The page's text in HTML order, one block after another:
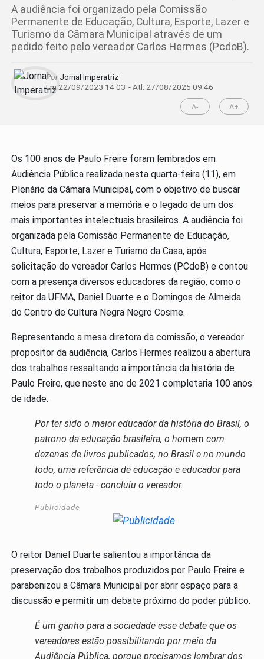
A audiência foi organizado pela Comissão
Permanente de Educação, Cultura, Esporte, Lazer e
Turismo da Câmara Municipal através de um
pedido feito pelo vereador Carlos Hermes (PcdoB).
PorJornal Imperatriz
Em 22/09/2023 14:03 - Atl. 27/08/2025 09:46
A- A+
Os 100 anos de Paulo Freire foram lembrados em
Audiência Pública realizada nesta quarta-feira (11), em
Plenário da Câmara Municipal, com o objetivo de buscar
meios para preservar a memória e o legado de um dos
mais importantes intelectuais brasileiros. A audiência foi
organizada pela Comissão Permanente de Educação,
Cultura, Esporte, Lazer e Turismo da Casa, após
solicitação do vereador Carlos Hermes (PCdoB) e contou
com a presença diversos educadores da região, como o
reitor da UFMA, Daniel Duarte e o Domingos de Almeida
do Centro de Cultura Negra Negro Cosme.
Representando a mesa diretora da comissão, o vereador
propositor da audiência, Carlos Hermes realizou a abertura
dos trabalhos ressaltando a importância da história de
Paulo Freire, que neste ano de 2021 completaria 100 anos
de idade.
Por ter sido o maior educador da história do Brasil, o
patrono da educação brasileira, o homem com
dezenas de livros publicados, no Brasil e no mundo
todo, uma referência de educação e educador para
todo o planeta - concluiu o vereador.
Publicidade
O reitor Daniel Duarte salientou a importância da
preservação dos trabalhos produzidos por Paulo Freire e
parabenizou a Câmara Municipal por abrir espaço para a
discussão e permitir um debate próximo do poder público.
É um ganho para a sociedade esse debate que os
vereadores estão possibilitando por meio da
Audiência Pública, porque precisamos lembrar dos